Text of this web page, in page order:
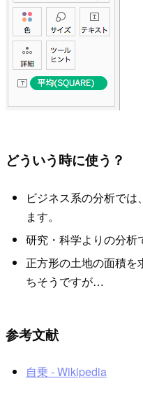
どういう時に使う？
ビジネス系の分析で
ます。
研究・科学よりの分析
正方形の土地の面積を
ちそうですが…
参考文献
自乗 - Wikipedia